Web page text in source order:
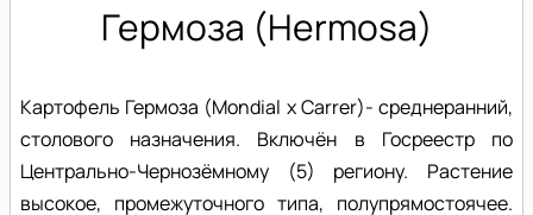
Гермоза (Hermosa)
Картофель Гермоза (Mondial x Carrer)- среднеранний,
столового назначения. Включён в Госреестр по
Центрально-Чернозёмному (5) региону. Растение
высокое, промежуточного типа, полупрямостоячее.